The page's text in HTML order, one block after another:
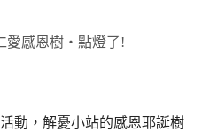
愛感恩樹‧點燈了!
動，解憂小站的感恩耶誕樹